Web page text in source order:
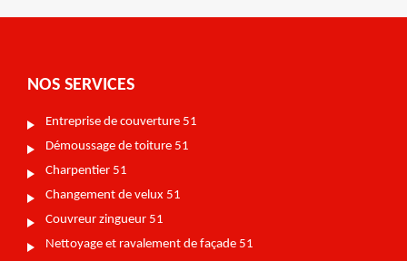
NOS SERVICES
Entreprise de couverture 51
Démoussage de toiture 51
Charpentier 51
Changement de velux 51
Couvreur zingueur 51
Nettoyage et ravalement de façade 51